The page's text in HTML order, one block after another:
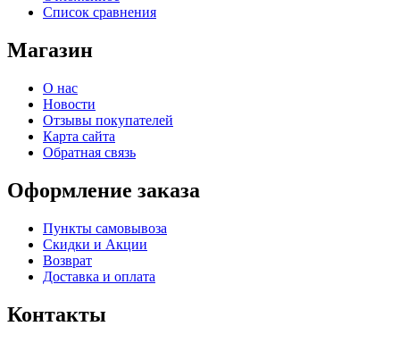
Список сравнения
Магазин
О нас
Новости
Отзывы покупателей
Карта сайта
Обратная связь
Оформление заказа
Пункты самовывоза
Скидки и Акции
Возврат
Доставка и оплата
Контакты